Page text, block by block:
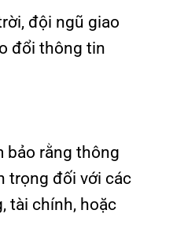
đội ngũ giao
đổi thông tin
bảo rằng thông
trọng đối với các
tài chính, hoặc